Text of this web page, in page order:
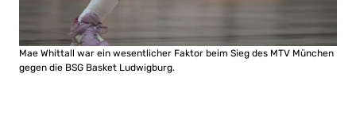
Mae Whittall war ein wesentlicher Faktor beim Sieg des MTV München
gegen die BSG Basket Ludwigburg.